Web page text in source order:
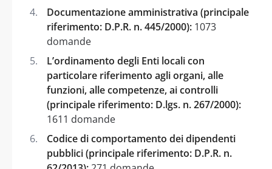
Documentazione amministrativa (principale
riferimento: D.P.R. n. 445/2000): 1073
domande
L’ordinamento degli Enti locali con
particolare riferimento agli organi, alle
funzioni, alle competenze, ai controlli
(principale riferimento: D.lgs. n. 267/2000):
1611 domande
Codice di comportamento dei dipendenti
pubblici (principale riferimento: D.P.R. n.